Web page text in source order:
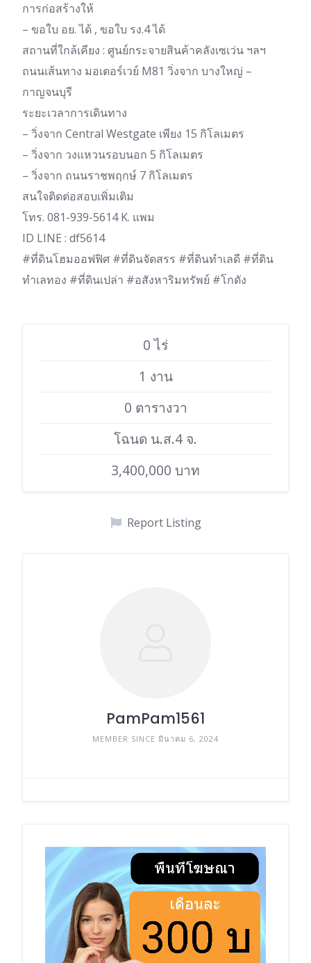
การก่อสร้างให้
– ขอใบ อย. ได้ , ขอใบ รง.4 ได้
สถานที่ใกล้เคียง : ศูนย์กระจายสินค้าคลังเซเว่น ฯลฯ
ถนนเส้นทาง มอเตอร์เวย์ M81 วิ่งจาก บางใหญ่ –
กาญจนบุรี
ระยะเวลาการเดินทาง
– วิ่งจาก Central Westgate เพียง 15 กิโลเมตร
– วิ่งจาก วงแหวนรอบนอก 5 กิโลเมตร
– วิ่งจาก ถนนราชพฤกษ์ 7 กิโลเมตร
สนใจติดต่อสอบเพิ่มเติม
โทร. 081-939-5614 K. แพม
ID LINE : df5614
#ที่ดินโฮมออฟฟิศ #ที่ดินจัดสรร #ที่ดินทำเลดี #ที่ดิน
ทำเลทอง #ที่ดินเปล่า #อสังหาริมทรัพย์ #โกดัง
0 ไร่
1 งาน
0 ตารางวา
โฉนด น.ส.4 จ.
3,400,000 บาท
Report Listing
PamPam1561
MEMBER SINCE มีนาคม 6, 2024